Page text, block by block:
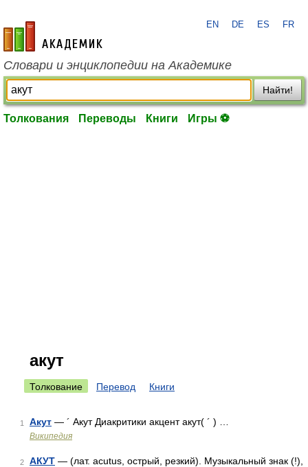
academic.ru
EN DE ES FR
Словари и энциклопедии на Академике
Найти!
Толкования Переводы Книги Игры ⚽
акут
Толкование Перевод Книги
1 Акут — ´ Акут Диакритики акцент акут( ´ ) …
Википедия
2 АКУТ — (лат. acutus, острый, резкий). Музыкальный знак (!),